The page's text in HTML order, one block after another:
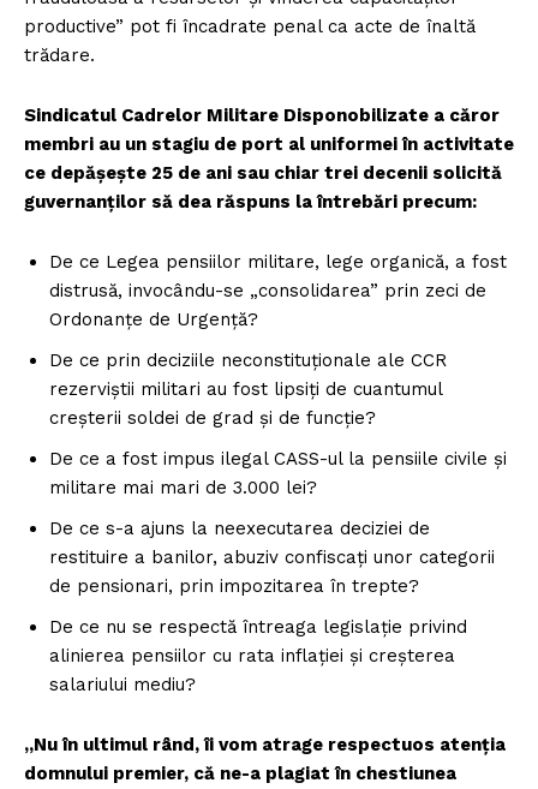
productive” pot fi încadrate penal ca acte de înaltă
trădare.
Sindicatul Cadrelor Militare Disponobilizate a căror
membri au un stagiu de port al uniformei în activitate
ce depășește 25 de ani sau chiar trei decenii solicită
guvernanților să dea răspuns la întrebări precum:
De ce Legea pensiilor militare, lege organică, a fost
distrusă, invocându-se „consolidarea” prin zeci de
Ordonanțe de Urgență?
De ce prin deciziile neconstituționale ale CCR
rezerviștii militari au fost lipsiți de cuantumul
creșterii soldei de grad și de funcție?
De ce a fost impus ilegal CASS-ul la pensiile civile și
militare mai mari de 3.000 lei?
De ce s-a ajuns la neexecutarea deciziei de
restituire a banilor, abuziv confiscați unor categorii
de pensionari, prin impozitarea în trepte?
De ce nu se respectă întreaga legislație privind
alinierea pensiilor cu rata inflației și creșterea
salariului mediu?
„Nu în ultimul rând, îi vom atrage respectuos atenția
domnului premier, că ne-a plagiat în chestiunea